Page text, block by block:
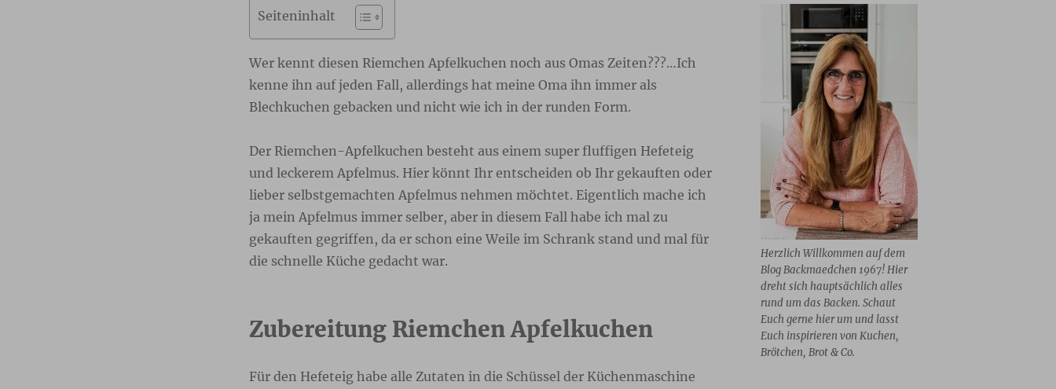
Seiteninhalt
Wer kennt diesen Riemchen Apfelkuchen noch aus Omas Zeiten???…Ich
kenne ihn auf jeden Fall, allerdings hat meine Oma ihn immer als
Blechkuchen gebacken und nicht wie ich in der runden Form.
Der Riemchen-Apfelkuchen besteht aus einem super fluffigen Hefeteig
und leckerem Apfelmus. Hier könnt Ihr entscheiden ob Ihr gekauften oder
lieber selbstgemachten Apfelmus nehmen möchtet. Eigentlich mache ich
ja mein Apfelmus immer selber, aber in diesem Fall habe ich mal zu
gekauften gegriffen, da er schon eine Weile im Schrank stand und mal für
die schnelle Küche gedacht war.
Zubereitung Riemchen Apfelkuchen
Für den Hefeteig habe alle Zutaten in die Schüssel der Küchenmaschine
Herzlich Willkommen auf dem
Blog Backmaedchen 1967! Hier
dreht sich hauptsächlich alles
rund um das Backen. Schaut
Euch gerne hier um und lasst
Euch inspirieren von Kuchen,
Brötchen, Brot & Co.